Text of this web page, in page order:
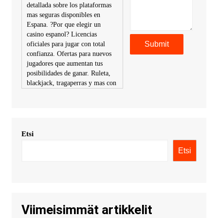
detallada sobre los plataformas
mas seguras disponibles en
Espana. ?Por que elegir un
casino espanol? Licencias
oficiales para jugar con total
confianza. Ofertas para nuevos
jugadores que aumentan tus
posibilidades de ganar. Ruleta,
blackjack, tragaperras y mas con
KimonicRisse :
купить хавал джулиан -
http://jolion-ufa1.ru/
Etsi
Etsi
Viimeisimmät artikkelit